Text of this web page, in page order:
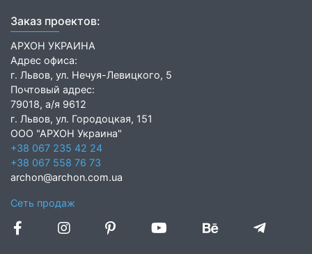
Заказ проектов:
АРХОН УКРАИНА
Адрес офиса:
г. Львов, ул. Нечуя-Левицкого, 5
Почтовый адрес:
79018, а/я 9612
г. Львов, ул. Городоцкая, 151
ООО "АРХОН Украина"
+38 067 235 42 24
+38 067 558 76 73
archon@archon.com.ua
Сеть продаж